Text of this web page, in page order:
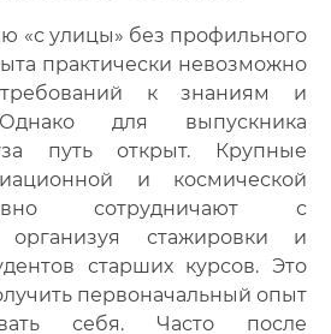
«с улицы» без профильного
практически невозможно
к знаниям и
Однако для выпускника
путь открыт. Крупные
и космической
сотрудничают с
организуя стажировки и
старших курсов. Это
первоначальный опыт
себя. Часто после